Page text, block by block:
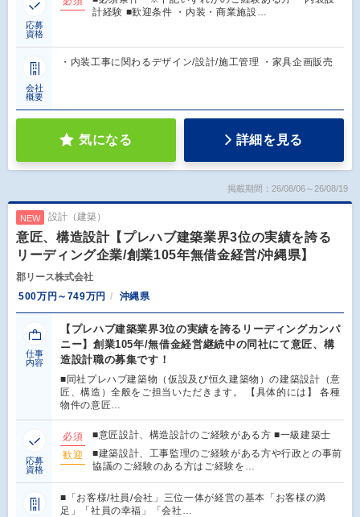
応募
資格
計経験 ■歓迎条件 ・内装・商業施設…
会社
概要
・内装工事に関わるデザイン/設計/施工管理 ・家具企画販売
気になる 詳細を見る
掲載期間：26/08/06～26/08/19
NEW 設計（建築）
意匠、構造設計【プレハブ建築業界3位の実績を誇る
リーディング企業/創業105年無借金経営/沖縄県】
郡リース株式会社
500万円～749万円
沖縄県
仕事
内容
【プレハブ建築業界3位の実績を誇るリーディングカンパ
ニー】創業105年/無借金経営継続中の同社にて意匠、構
造設計職の募集です！
■同社プレハブ建築物（仮設及び恒久建築物）の建築設計（意
匠、構造）全般をご担当いただきます。 【具体的には】 各種
物件の意匠…
応募
資格
必須
■意匠設計、構造設計のご経験がある方 ■一級建築士
歓迎
■建築設計、工事監理のご経験がある方や行政との事前
協議のご経験のある方はご経験を…
■「お客様/社員/会社」三位一体が経営の基本「お客様の満
足」「社員の幸福」「会社…